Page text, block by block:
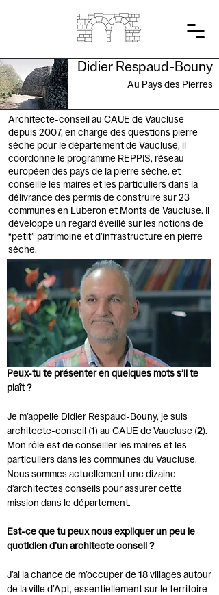
Didier Respaud-Bouny
Au Pays des Pierres
Architecte-conseil au CAUE de Vaucluse
depuis 2007, en charge des questions pierre
sèche pour le département de Vaucluse, il
coordonne le programme REPPIS, réseau
européen des pays de la pierre sèche. et
conseille les maires et les particuliers dans la
délivrance des permis de construire sur 23
communes en Luberon et Monts de Vaucluse. Il
développe un regard éveillé sur les notions de
“petit” patrimoine et d’infrastructure en pierre
sèche.
Peux-tu te présenter en quelques mots s’il te
plaît ?
Je m’appelle Didier Respaud-Bouny, je suis
architecte-conseil (1 ) au CAUE de Vaucluse (2).
Mon rôle est de conseiller les maires et les
particuliers dans les communes du Vaucluse.
Nous sommes actuellement une dizaine
d’architectes conseils pour assurer cette
mission dans le département.
Est-ce que tu peux nous expliquer un peu le
quotidien d’un architecte conseil ?
J’ai la chance de m’occuper de 18 villages autour
de la ville d’Apt, essentiellement sur le territoire